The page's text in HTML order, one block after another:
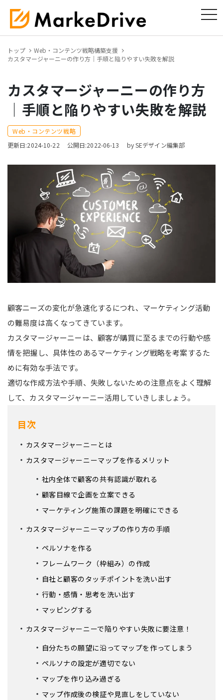
トップ
Web・コンテンツ戦略構築支援
カスタマージャーニーの作り方｜手順と陥りやすい失敗を解説
カスタマージャーニーの作り方
｜手順と陥りやすい失敗を解説
Web・コンテンツ戦略
更新日:2024-10-22
公開日:2022-06-13 by SEデザイン編集部
顧客ニーズの変化が急速化するにつれ、マーケティング活動
の難易度は高くなってきています。
カスタマージャーニーは、顧客が購買に至るまでの行動や感
情を把握し、具体性のあるマーケティング戦略を考案するた
めに有効な手法です。
適切な作成方法や手順、失敗しないための注意点をよく理解
して、カスタマージャーニー活用していきしましょう。
目次
カスタマージャーニーとは
カスタマージャーニーマップを作るメリット
社内全体で顧客の共有認識が取れる
顧客目線で企画を立案できる
マーケティング施策の課題を明確にできる
カスタマージャーニーマップの作り方の手順
ペルソナを作る
フレームワーク（枠組み）の作成
自社と顧客のタッチポイントを洗い出す
行動・感情・思考を洗い出す
マッピングする
カスタマージャーニーで陥りやすい失敗に要注意！
自分たちの願望に沿ってマップを作ってしまう
ペルソナの設定が適切でない
マップを作り込み過ぎる
マップ作成後の検証や見直しをしていない